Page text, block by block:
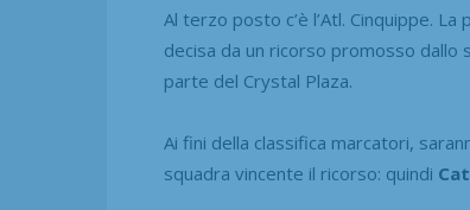
Al terzo posto c’è l’Atl. Cinquippe.
decisa da un ricorso promosso dallo
parte del Crystal Plaza.
Ai fini della classifica marcatori,
squadra vincente il ricorso: quindi